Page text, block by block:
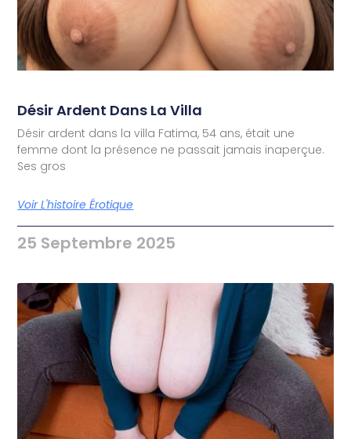
Désir Ardent Dans La Villa
Désir ardent dans la villa Fatima, 54 ans, était une
femme dont la présence ne passait jamais inaperçue.
Ses gros
Voir L'histoire Érotique
25 Septembre 2025